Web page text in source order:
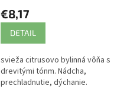
€8,17
DETAIL
svieža citrusovo bylinná vôňa s
drevitými tónm. Nádcha,
prechladnutie, dýchanie.